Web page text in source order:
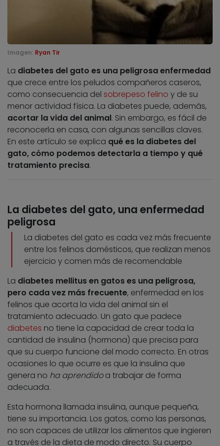
Imagen: Ryan Tir
La diabetes del gato es una peligrosa enfermedad
que crece entre los peludos compañeros caseros,
como consecuencia del sobrepeso felino y de su
menor actividad física. La diabetes puede, además,
acortar la vida del animal. Sin embargo, es fácil de
reconocerla en casa, con algunas sencillas claves.
En este artículo se explica qué es la diabetes del
gato, cómo podemos detectarla a tiempo y qué
tratamiento precisa.
La diabetes del gato, una enfermedad
peligrosa
La diabetes del gato es cada vez más frecuente
entre los felinos domésticos, que realizan menos
ejercicio y comen más de recomendable
La diabetes mellitus en gatos es una peligrosa,
pero cada vez más frecuente, enfermedad en los
felinos que acorta la vida del animal sin el
tratamiento adecuado. Un gato que padece
diabetes no tiene la capacidad de crear toda la
cantidad de insulina (hormona) que precisa para
que su cuerpo funcione del modo correcto. En otras
ocasiones lo que ocurre es que la insulina que
genera no ha aprendidoa trabajar de forma
adecuada.
Esta hormona llamada insulina, aunque pequeña,
tiene su importancia. Los gatos, como las personas,
no son capaces de utilizar los alimentos que ingieren
a través de la dieta de modo directo. Su cuerpo